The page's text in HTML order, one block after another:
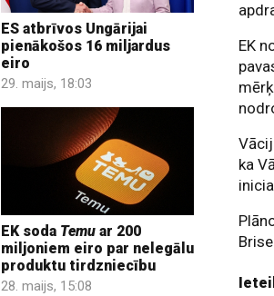
ES atbrīvos Ungārijai
pienākošos 16 miljardus
eiro
29. maijs, 18:03
EK soda Temu ar 200
miljoniem eiro par nelegālu
produktu tirdzniecību
28. maijs, 15:08
EK
ka